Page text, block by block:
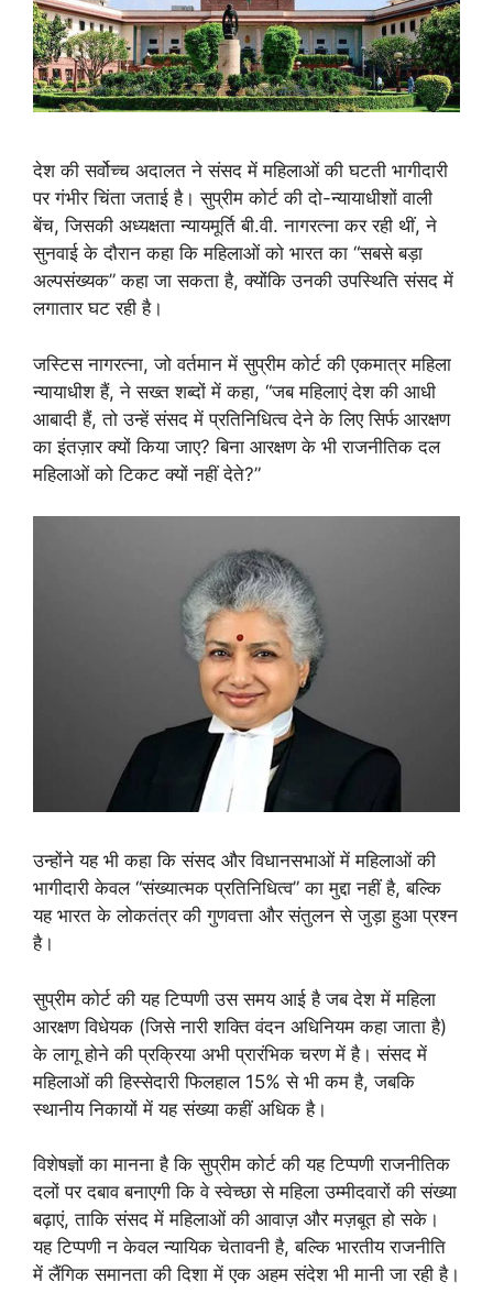
देश की सर्वोच्च अदालत ने संसद में महिलाओं की घटती भागीदारी
पर गंभीर चिंता जताई है। सुप्रीम कोर्ट की दो-न्यायाधीशों वाली
बेंच, जिसकी अध्यक्षता न्यायमूर्ति बी.वी. नागरत्ना कर रही थीं, ने
सुनवाई के दौरान कहा कि महिलाओं को भारत का “सबसे बड़ा
अल्पसंख्यक” कहा जा सकता है, क्योंकि उनकी उपस्थिति संसद में
लगातार घट रही है।
जस्टिस नागरत्ना, जो वर्तमान में सुप्रीम कोर्ट की एकमात्र महिला
न्यायाधीश हैं, ने सख्त शब्दों में कहा, “जब महिलाएं देश की आधी
आबादी हैं, तो उन्हें संसद में प्रतिनिधित्व देने के लिए सिर्फ आरक्षण
का इंतज़ार क्यों किया जाए? बिना आरक्षण के भी राजनीतिक दल
महिलाओं को टिकट क्यों नहीं देते?”
उन्होंने यह भी कहा कि संसद और विधानसभाओं में महिलाओं की
भागीदारी केवल “संख्यात्मक प्रतिनिधित्व” का मुद्दा नहीं है, बल्कि
यह भारत के लोकतंत्र की गुणवत्ता और संतुलन से जुड़ा हुआ प्रश्न
है।
सुप्रीम कोर्ट की यह टिप्पणी उस समय आई है जब देश में महिला
आरक्षण विधेयक (जिसे नारी शक्ति वंदन अधिनियम कहा जाता है)
के लागू होने की प्रक्रिया अभी प्रारंभिक चरण में है। संसद में
महिलाओं की हिस्सेदारी फिलहाल 15% से भी कम है, जबकि
स्थानीय निकायों में यह संख्या कहीं अधिक है।
विशेषज्ञों का मानना है कि सुप्रीम कोर्ट की यह टिप्पणी राजनीतिक
दलों पर दबाव बनाएगी कि वे स्वेच्छा से महिला उम्मीदवारों की संख्या
बढ़ाएं, ताकि संसद में महिलाओं की आवाज़ और मज़बूत हो सके।
यह टिप्पणी न केवल न्यायिक चेतावनी है, बल्कि भारतीय राजनीति
में लैंगिक समानता की दिशा में एक अहम संदेश भी मानी जा रही है।